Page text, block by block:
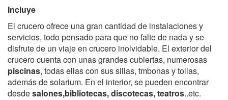
Incluye
El crucero ofrece una gran cantidad de instalaciones y
servicios, todo pensado para que no falte de nada y se
disfrute de un viaje en crucero inolvidable. El exterior del
crucero cuenta con unas grandes cubiertas, numerosas
piscinas, todas ellas con sus sillas, tmbonas y tollas,
además de solarium. En el interior, se pueden encontrar
desdesalones,bibliotecas, discotecas, teatros..etc.